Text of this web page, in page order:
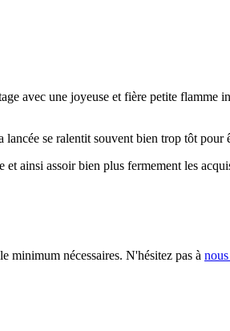
avec une joyeuse et fière petite flamme
se ralentit souvent bien trop tôt pour
ainsi assoir bien plus fermement les
minimum nécessaires. N'hésitez pas à